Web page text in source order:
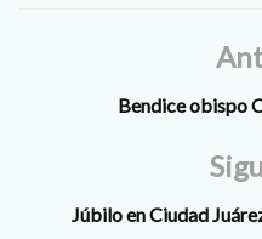
Bendice obispo
Júbilo en Ciudad